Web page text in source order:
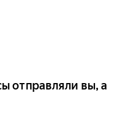
отправляли вы, а